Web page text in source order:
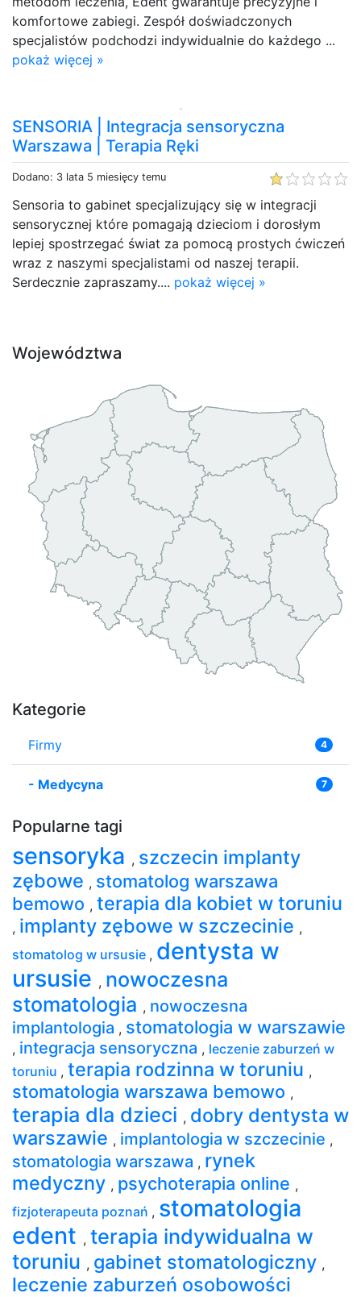
komfortowe zabiegi. Zespół doświadczonych
specjalistów podchodzi indywidualnie do każdego ...
pokaż więcej »
SENSORIA | Integracja sensoryczna
Warszawa | Terapia Ręki
Dodano: 3 lata 5 miesięcy temu
Sensoria to gabinet specjalizujący się w integracji
sensorycznej które pomagają dzieciom i dorosłym
lepiej spostrzegać świat za pomocą prostych ćwiczeń
wraz z naszymi specjalistami od naszej terapii.
Serdecznie zapraszamy.... pokaż więcej »
Województwa
Kategorie
Firmy 4
- Medycyna 7
Popularne tagi
sensoryka , szczecin implanty
zębowe , stomatolog warszawa
bemowo , terapia dla kobiet w toruniu
, implanty zębowe w szczecinie ,
stomatolog w ursusie , dentysta w
ursusie , nowoczesna
stomatologia , nowoczesna
implantologia , stomatologia w warszawie
, integracja sensoryczna , leczenie zaburzeń w
toruniu , terapia rodzinna w toruniu ,
stomatologia warszawa bemowo ,
terapia dla dzieci , dobry dentysta w
warszawie , implantologia w szczecinie ,
stomatologia warszawa , rynek
medyczny , psychoterapia online ,
fizjoterapeuta poznań , stomatologia
edent , terapia indywidualna w
toruniu , gabinet stomatologiczny ,
leczenie zaburzeń osobowości